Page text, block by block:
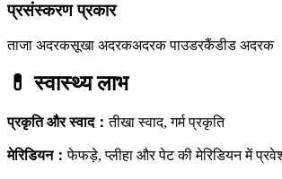
प्रसंस्करण प्रकार
ताजा अदरकसूखा अदरकअदरक पाउडरकैंडीड अदरक
💊स्वास्थ्य लाभ
प्रकृति और स्वाद：तीखा स्वाद, गर्म प्रकृति
मेरिडियन：फेफड़े, प्लीहा और पेट की मेरिडियन में